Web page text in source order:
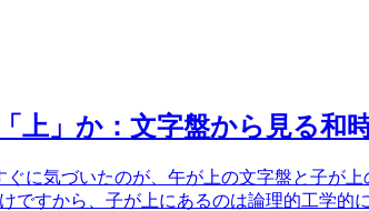
上」か：文字盤から見る和
に気づいたのが、午が上の文字盤と子が
ですから、子が上にあるのは論理的工学的